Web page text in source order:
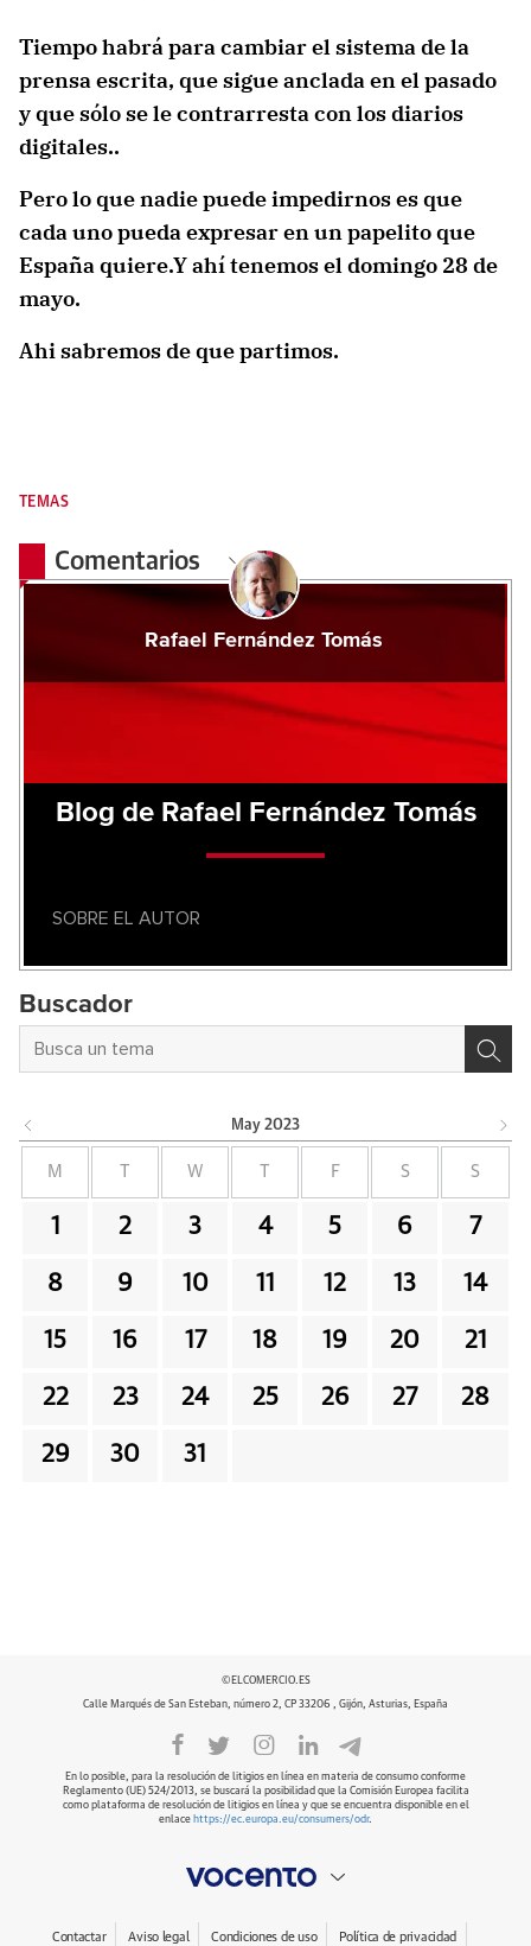
Tiempo habrá para cambiar el sistema de la
prensa escrita, que sigue anclada en el pasado
y que sólo se le contrarresta con los diarios
digitales..
Pero lo que nadie puede impedirnos es que
cada uno pueda expresar en un papelito que
España quiere.Y ahí tenemos el domingo 28 de
mayo.
Ahi sabremos de que partimos.
TEMAS
Comentarios
Rafael Fernández Tomás
Blog de Rafael Fernández Tomás
SOBRE EL AUTOR
Buscador
May 2023
M W F S S
1 2 3 4 5 6 7
8 9 10 11 12 13 14
15 16 17 18 19 20 21
22 23 24 25 26 27 28
29 30 31
©ELCOMERCIO.ES
Calle Marqués de San Esteban, número 2, CP 33206 , Gijón, Asturias, España
En lo posible, para la resolución de litigios en línea en materia de consumo conforme
Reglamento (UE) 524/2013, se buscará la posibilidad que la Comisión Europea facilita
como plataforma de resolución de litigios en línea y que se encuentra disponible en el
enlace https://ec.europa.eu/consumers/odr.
Contactar Aviso legal Condiciones de uso Política de privacidad